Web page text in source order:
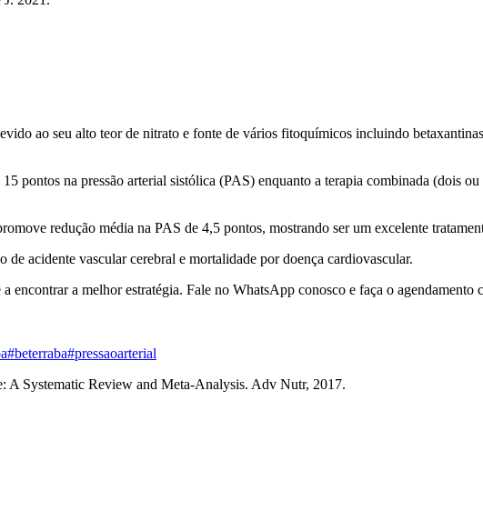
ao seu alto teor de nitrato e fonte de vários fitoquímicos incluindo
pontos na pressão arterial sistólica (PAS) enquanto a terapia combinada (dois
redução média na PAS de 4,5 pontos, mostrando ser um excelente
acidente vascular cerebral e mortalidade por doença cardiovascular.
encontrar a melhor estratégia. Fale no WhatsApp conosco e faça o
#beterraba#pressaoarterial
A Systematic Review and Meta-Analysis. Adv Nutr, 2017.